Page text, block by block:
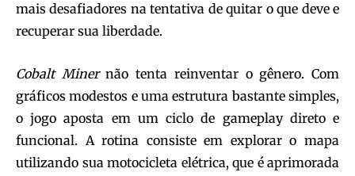
mais desafiadores na tentativa de quitar o que deve e
recuperar sua liberdade.
Cobalt Minernão tenta reinventar o gênero. Com
gráficos modestos e uma estrutura bastante simples,
o jogo aposta em um ciclo de gameplay direto e
funcional. A rotina consiste em explorar o mapa
utilizando sua motocicleta elétrica, que é aprimorada